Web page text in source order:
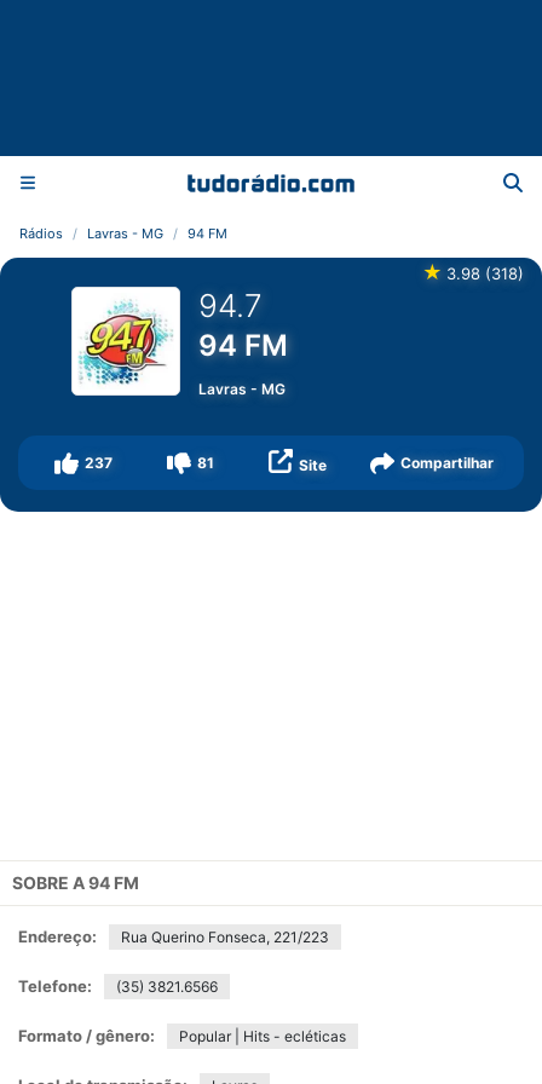
Rádios Lavras - MG 94 FM
★ 3.98 (318)
94.7
94 FM
Lavras -MG
237 81 Site Compartilhar
SOBRE A94 FM
Endereço: Rua Querino Fonseca, 221/223
Telefone: (35) 3821.6566
Formato / gênero: Popular | Hits - ecléticas